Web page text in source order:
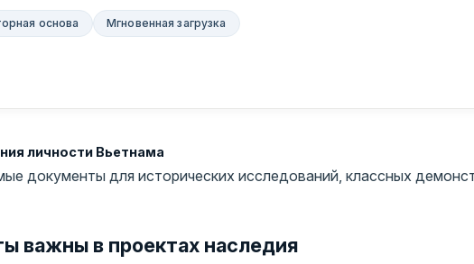
основа Мгновенная загрузка
личности Вьетнама
документы для исторических исследований, классных
важны в проектах наследия